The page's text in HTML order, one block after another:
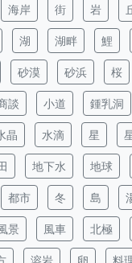
海岸 街 岩
湖 湖畔 鯉
砂漠 砂浜 桜
談 小道 鍾乳洞
晶 水滴 星
地下水 地球
都市 冬 島
景 風車 北極